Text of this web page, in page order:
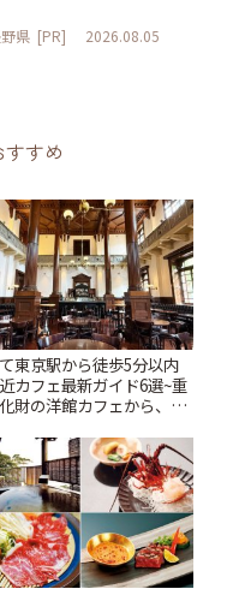
県 [PR] 2026.08.05
すめ
東京駅から徒歩5分以内
カフェ最新ガイド6選~重
財の洋館カフェから、改